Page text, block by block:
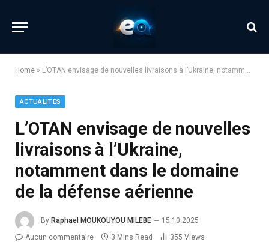
Home » L’OTAN envisage de nouvelles livraisons à l’Ukraine, notamment dans le domaine de la défense aérienne
ACTUALITÉS
L’OTAN envisage de nouvelles
livraisons à l’Ukraine,
notamment dans le domaine
de la défense aérienne
By Raphael MOUKOUYOU MILEBE
15.10.2025
Aucun commentaire
3 Mins Read 355 Views